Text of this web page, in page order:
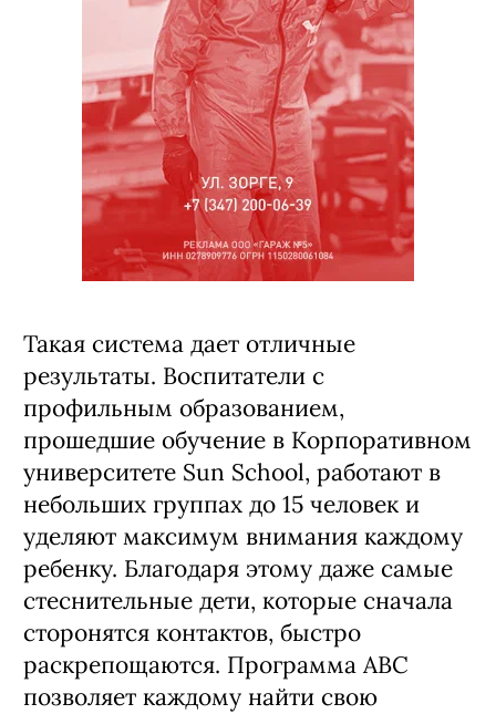
Такая система дает отличные
результаты. Воспитатели с
профильным образованием,
прошедшие обучение в Корпоративном
университете Sun School, работают в
небольших группах до 15 человек и
уделяют максимум внимания каждому
ребенку. Благодаря этому даже самые
стеснительные дети, которые сначала
сторонятся контактов, быстро
раскрепощаются. Программа ABC
позволяет каждому найти свою